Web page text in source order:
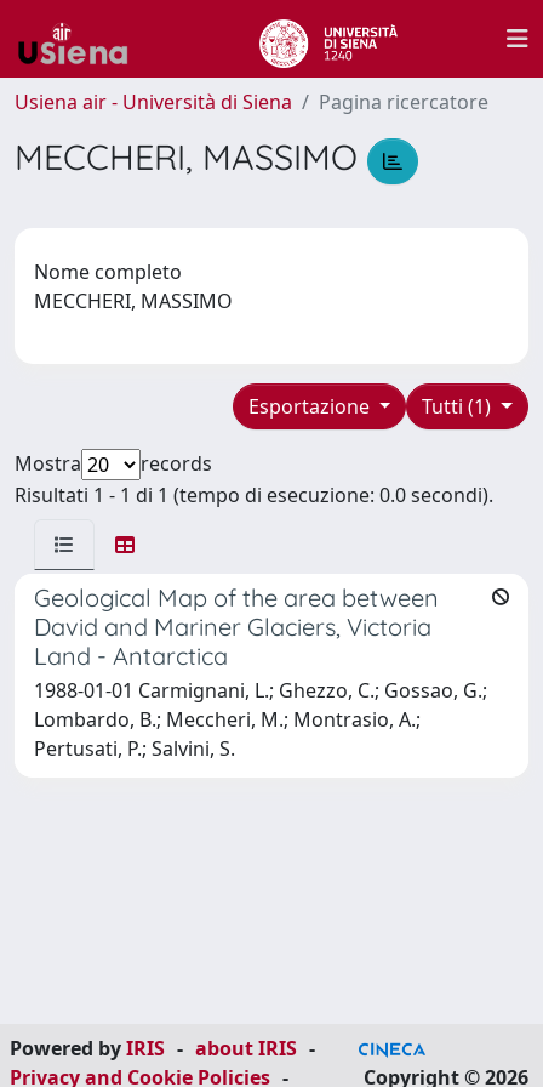
Usiena air - Università di Siena Pagina ricercatore
MECCHERI, MASSIMO
Nome completo
MECCHERI, MASSIMO
Tutti (1)
Esportazione
Mostra
records
Risultati 1 - 1 di 1 (tempo di esecuzione: 0.0 secondi).
Geological Map of the area between
David and Mariner Glaciers, Victoria
Land - Antarctica
1988-01-01 Carmignani, L.; Ghezzo, C.; Gossao, G.;
Lombardo, B.; Meccheri, M.; Montrasio, A.;
Pertusati, P.; Salvini, S.
Powered byIRIS - about IRIS -
Privacy and Cookie Policies - Copyright © 2026